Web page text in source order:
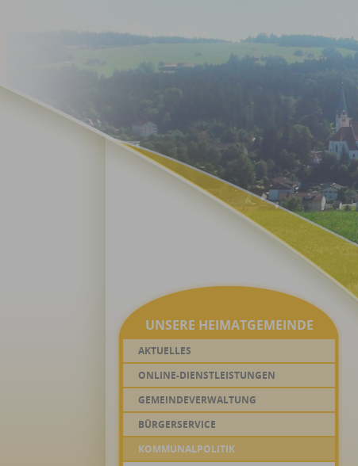
UNSERE HEIMATGEMEINDE
AKTUELLES
ONLINE-DIENSTLEISTUNGEN
GEMEINDEVERWALTUNG
BÜRGERSERVICE
KOMMUNALPOLITIK